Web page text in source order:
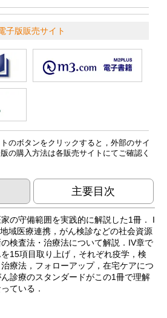
子版販売サイト
のボタンをクリックすると，外部のサイ
の購入方法は各販売サイトにてご確認く
主要目次
の守備範囲を実践的に解説した1冊． I
域医療連携，がん検診などの社会資源
検査法・治療法について解説．IV章で
15項目取り上げ，それぞれ疫学，検
療法，フォローアップ，在宅ケアにつ
診療のスタンダードがこの1冊で理解
ている．